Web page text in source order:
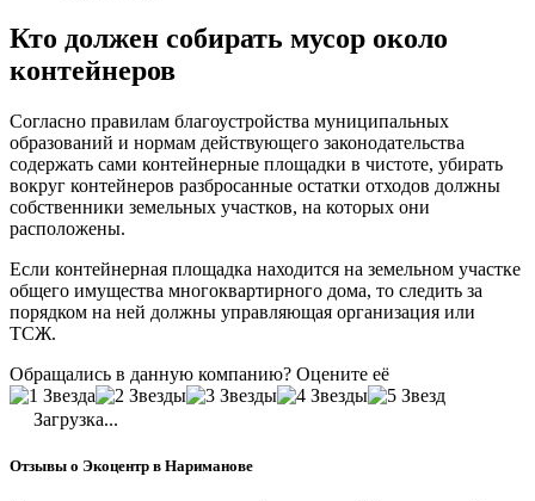
Кто должен собирать мусор около
контейнеров
Согласно правилам благоустройства муниципальных
образований и нормам действующего законодательства
содержать сами контейнерные площадки в чистоте, убирать
вокруг контейнеров разбросанные остатки отходов должны
собственники земельных участков, на которых они
расположены.
Если контейнерная площадка находится на земельном участке
общего имущества многоквартирного дома, то следить за
порядком на ней должны управляющая организация или
ТСЖ.
Обращались в данную компанию? Оцените её
Загрузка...
Отзывы о Экоцентр в Нариманове